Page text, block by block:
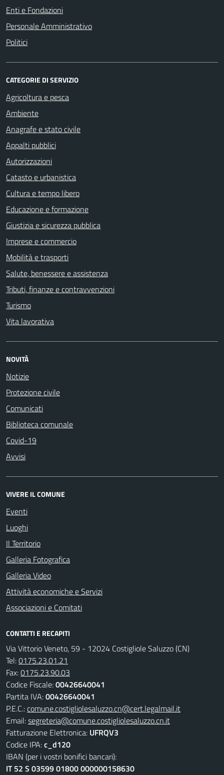
Enti e Fondazioni
Personale Amministrativo
Politici
CATEGORIE DI SERVIZIO
Agricoltura e pesca
Ambiente
Anagrafe e stato civile
Appalti pubblici
Autorizzazioni
Catasto e urbanistica
Cultura e tempo libero
Educazione e formazione
Giustizia e sicurezza pubblica
Imprese e commercio
Mobilità e trasporti
Salute, benessere e assistenza
Tributi, finanze e contravvenzioni
Turismo
Vita lavorativa
NOVITÀ
Notizie
Protezione civile
Comunicati
Biblioteca comunale
Covid-19
Avvisi
VIVERE IL COMUNE
Eventi
Luoghi
Il Territorio
Galleria Fotografica
Galleria Video
Attività economiche e Servizi
Associazioni e Comitati
CONTATTI E RECAPITI
Via Vittorio Veneto, 59 - 12024 Costigliole Saluzzo (CN)
Tel:0175.23.01.21
Fax:0175.23.90.03
Codice Fiscale:00426640041
Partita IVA:00426640041
P.E.C.:comune.costigliolesaluzzo.cn@cert.legalmail.it
Email:segreteria@comune.costigliolesaluzzo.cn.it
Fatturazione Elettronica: UFRQV3
Codice IPA:c_d120
IBAN (per i vostri bonifici bancari):
IT 52 S 03599 01800 000000158630